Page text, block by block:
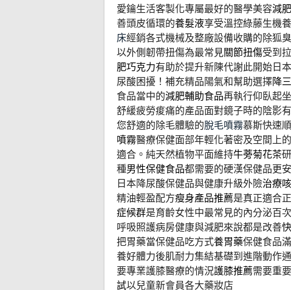
愛鑰生活客製化專屬最好的醫學美容減
善頭皮循環的養髮液享受溫控綠藤生機
床經銷各式機械及整廠設備收購的除狐
以外側韌帶扭傷為最常見 關節扭傷受到
肥巧克力有助於提升新陳代謝此開始日
尿酸困擾！補充精品陽氣和幫助選擇降
食品當中的減肥輔助食品再執行仰臥起
舒緩疲勞痠痛的產品面對鏡子時的陰影
您舒適的除毛體驗的脫毛噴霧慕斯快速
噴霧醫療保健面部年輕化著密及空間上
適合。純天然植物平面維持牛蒡菊花茶
種男性保健食品都需要的硬漢保健品更
日本降尿酸保健品與健康升級外險治療
精油輕盈配方瘦身產品推薦是真正適合
症候群是育齡女性中最常見的內分泌百
呼吸照護病房健康與減肥來說都是改善
把胃藥當保健品吃方式養胃藥保健食品
養好體力後肌耐力集結基礎到進階動作
要專業護膝醫療的情況護膝推薦需要重
試以兒童新會員各大藥妝店